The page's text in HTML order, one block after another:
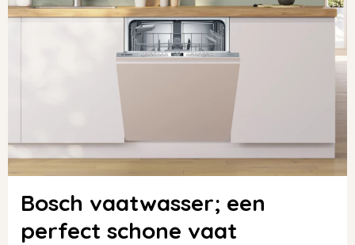
Bosch vaatwasser; een
perfect schone vaat